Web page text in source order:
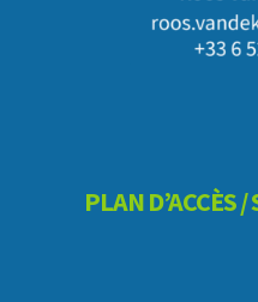
PLAN D’ACCÈS